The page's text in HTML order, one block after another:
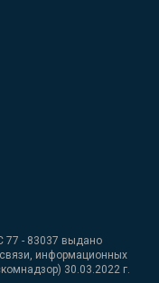
77 - 83037 выдано
информационных
30.03.2022 г.